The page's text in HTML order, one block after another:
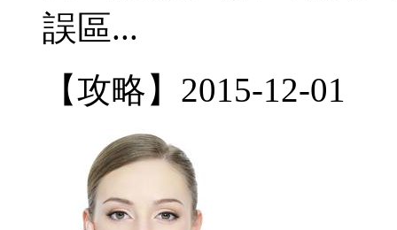
誤區...
【攻略】 2015-12-01